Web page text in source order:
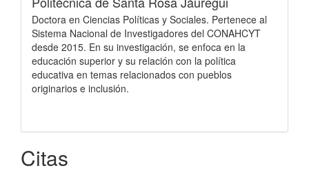
Doctora en Ciencias Políticas y Sociales. Pertenece al
Sistema Nacional de Investigadores del CONAHCYT
desde 2015. En su investigación, se enfoca en la
educación superior y su relación con la política
educativa en temas relacionados con pueblos
originarios e inclusión.
Citas